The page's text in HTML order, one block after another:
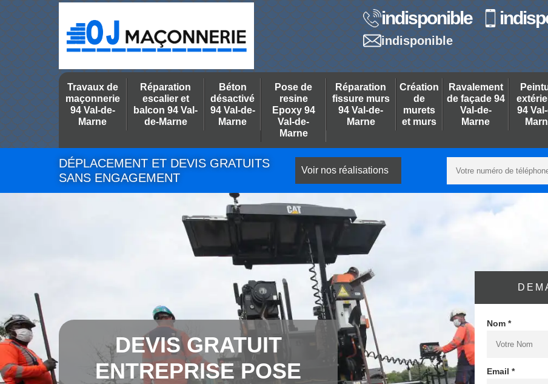
indisponible
indisponible
Travaux de
maçonnerie
94 Val-de-
Marne
Réparation
escalier et
balcon 94 Val-
de-Marne
Béton
désactivé
94 Val-de-
Marne
Pose de
resine
Epoxy 94
Val-de-
Marne
Réparation
fissure murs
94 Val-de-
Marne
Création
de
murets
et murs
Ravalement
de façade 94
Val-de-
Marne
94
DÉPLACEMENT ET DEVIS GRATUITS
SANS ENGAGEMENT
Voir nos réalisations
DEVIS GRATUIT
ENTREPRISE POSE
Nom *
Email *